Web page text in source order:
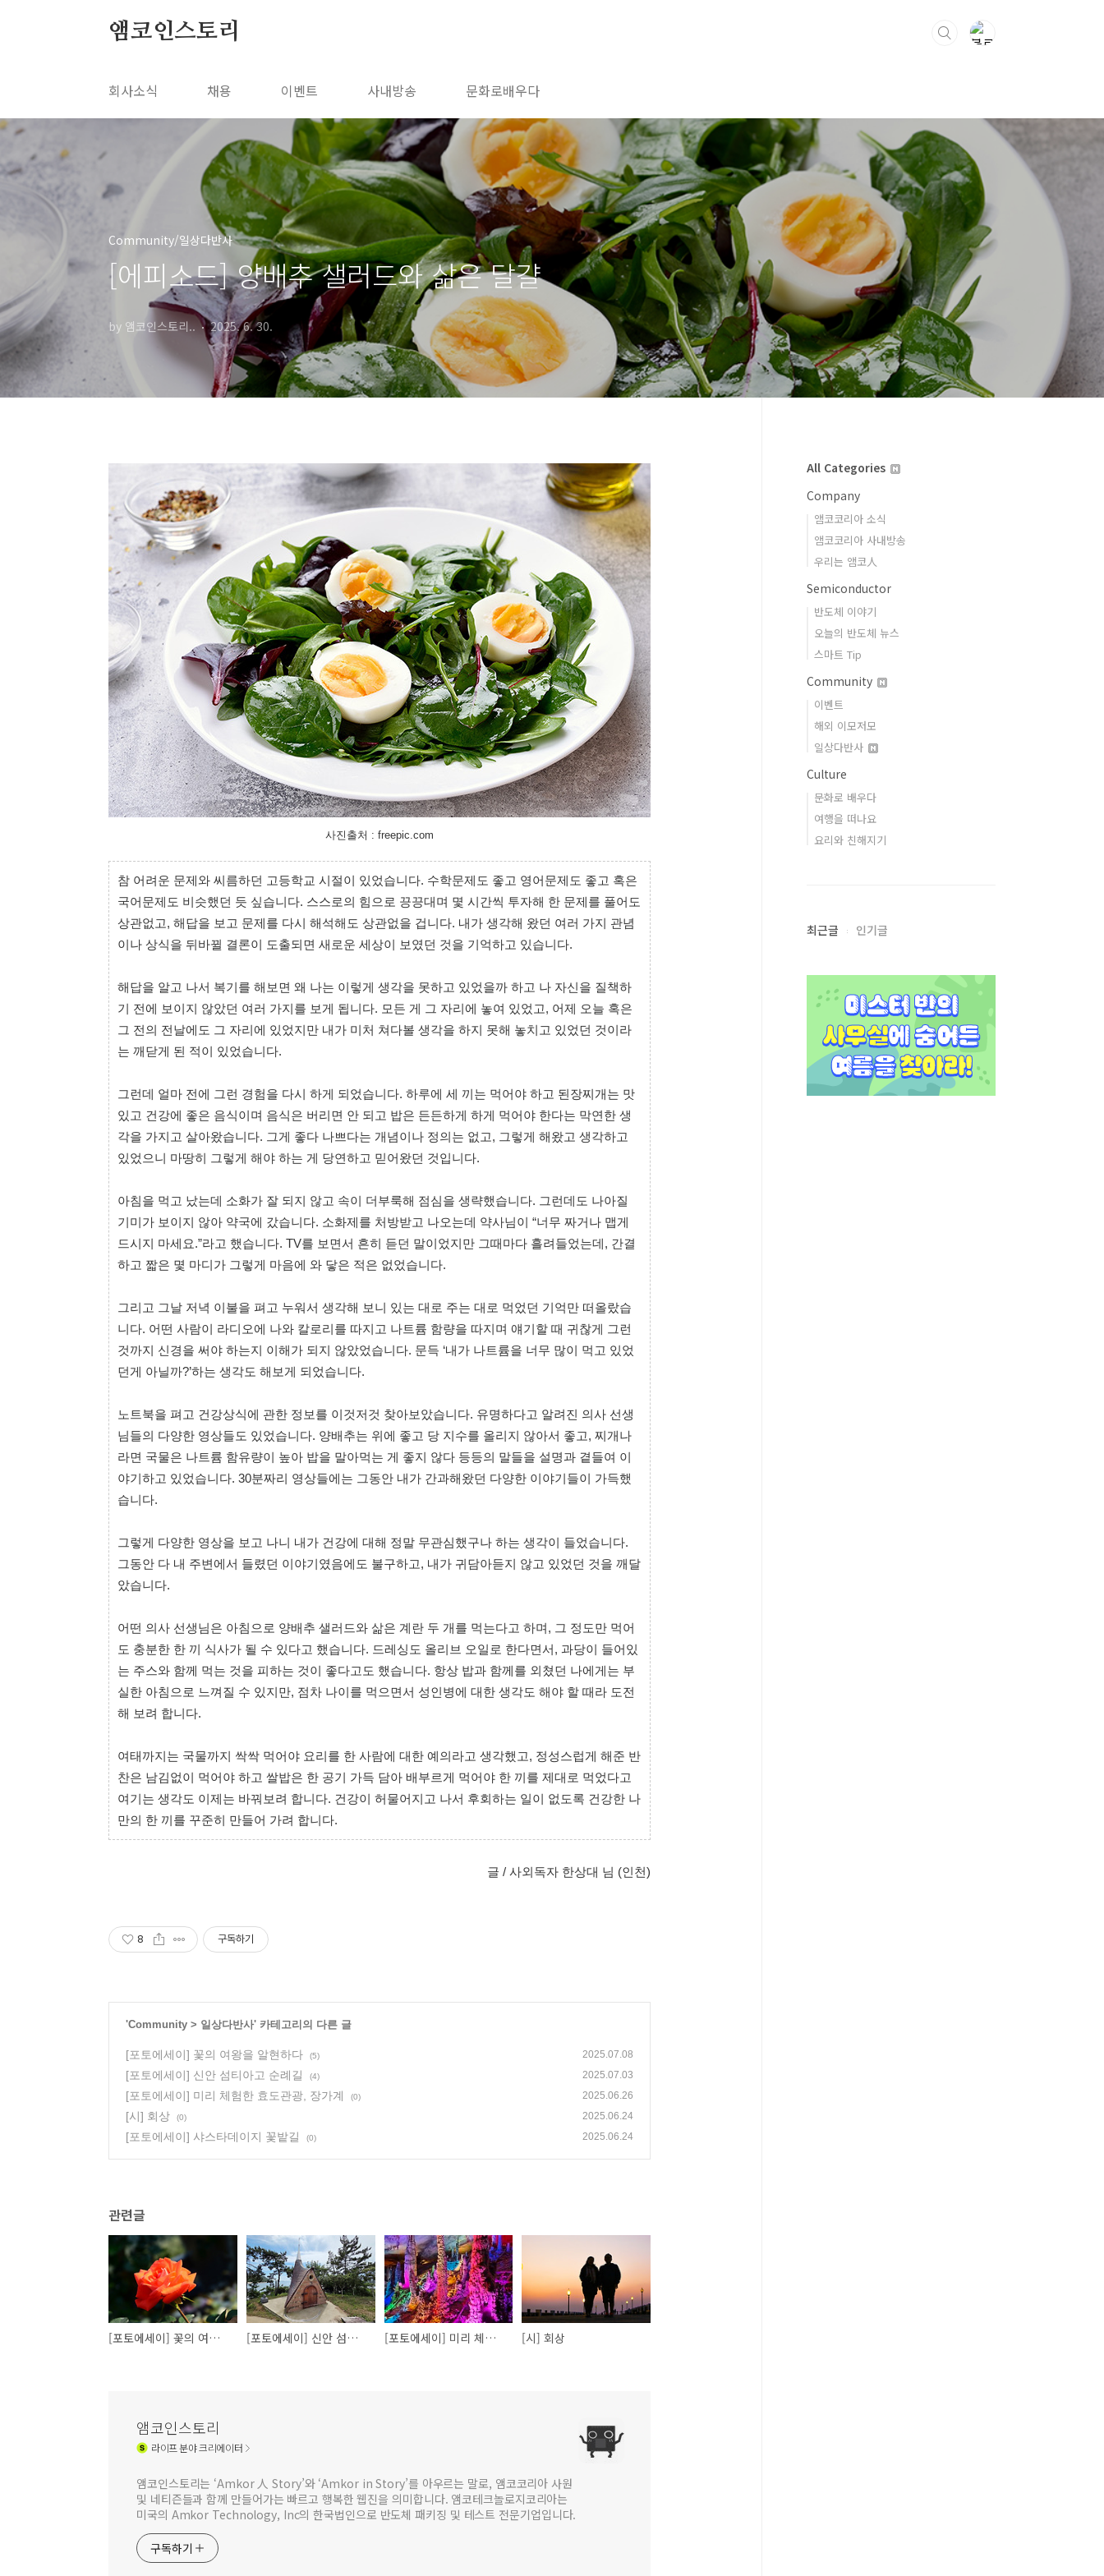
앰코인스토리
회사소식 채용 이벤트 사내방송 문화로배우다
Community/일상다반사
[에피소드] 양배추 샐러드와 삶은 달걀
by 앰코인스토리.. 2025. 6. 30.
사진출처 : freepic.com
참 어려운 문제와 씨름하던 고등학교 시절이 있었습니다. 수학문제도 좋고 영어문제도 좋고 혹은
국어문제도 비슷했던 듯 싶습니다. 스스로의 힘으로 끙끙대며 몇 시간씩 투자해 한 문제를 풀어도
상관없고, 해답을 보고 문제를 다시 해석해도 상관없을 겁니다. 내가 생각해 왔던 여러 가지 관념
이나 상식을 뒤바뀔 결론이 도출되면 새로운 세상이 보였던 것을 기억하고 있습니다.
해답을 알고 나서 복기를 해보면 왜 나는 이렇게 생각을 못하고 있었을까 하고 나 자신을 질책하
기 전에 보이지 않았던 여러 가지를 보게 됩니다. 모든 게 그 자리에 놓여 있었고, 어제 오늘 혹은
그 전의 전날에도 그 자리에 있었지만 내가 미처 쳐다볼 생각을 하지 못해 놓치고 있었던 것이라
는 깨닫게 된 적이 있었습니다.
그런데 얼마 전에 그런 경험을 다시 하게 되었습니다. 하루에 세 끼는 먹어야 하고 된장찌개는 맛
있고 건강에 좋은 음식이며 음식은 버리면 안 되고 밥은 든든하게 하게 먹어야 한다는 막연한 생
각을 가지고 살아왔습니다. 그게 좋다 나쁘다는 개념이나 정의는 없고, 그렇게 해왔고 생각하고
있었으니 마땅히 그렇게 해야 하는 게 당연하고 믿어왔던 것입니다.
아침을 먹고 났는데 소화가 잘 되지 않고 속이 더부룩해 점심을 생략했습니다. 그런데도 나아질
기미가 보이지 않아 약국에 갔습니다. 소화제를 처방받고 나오는데 약사님이 “너무 짜거나 맵게
드시지 마세요.”라고 했습니다. TV를 보면서 흔히 듣던 말이었지만 그때마다 흘려들었는데, 간결
하고 짧은 몇 마디가 그렇게 마음에 와 닿은 적은 없었습니다.
그리고 그날 저녁 이불을 펴고 누워서 생각해 보니 있는 대로 주는 대로 먹었던 기억만 떠올랐습
니다. 어떤 사람이 라디오에 나와 칼로리를 따지고 나트륨 함량을 따지며 얘기할 때 귀찮게 그런
것까지 신경을 써야 하는지 이해가 되지 않았었습니다. 문득 ‘내가 나트륨을 너무 많이 먹고 있었
던게 아닐까?’하는 생각도 해보게 되었습니다.
노트북을 펴고 건강상식에 관한 정보를 이것저것 찾아보았습니다. 유명하다고 알려진 의사 선생
님들의 다양한 영상들도 있었습니다. 양배추는 위에 좋고 당 지수를 올리지 않아서 좋고, 찌개나
라면 국물은 나트륨 함유량이 높아 밥을 말아먹는 게 좋지 않다 등등의 말들을 설명과 곁들여 이
야기하고 있었습니다. 30분짜리 영상들에는 그동안 내가 간과해왔던 다양한 이야기들이 가득했
습니다.
그렇게 다양한 영상을 보고 나니 내가 건강에 대해 정말 무관심했구나 하는 생각이 들었습니다.
그동안 다 내 주변에서 들렸던 이야기였음에도 불구하고, 내가 귀담아듣지 않고 있었던 것을 깨달
았습니다.
어떤 의사 선생님은 아침으로 양배추 샐러드와 삶은 계란 두 개를 먹는다고 하며, 그 정도만 먹어
도 충분한 한 끼 식사가 될 수 있다고 했습니다. 드레싱도 올리브 오일로 한다면서, 과당이 들어있
는 주스와 함께 먹는 것을 피하는 것이 좋다고도 했습니다. 항상 밥과 함께를 외쳤던 나에게는 부
실한 아침으로 느껴질 수 있지만, 점차 나이를 먹으면서 성인병에 대한 생각도 해야 할 때라 도전
해 보려 합니다.
여태까지는 국물까지 싹싹 먹어야 요리를 한 사람에 대한 예의라고 생각했고, 정성스럽게 해준 반
찬은 남김없이 먹어야 하고 쌀밥은 한 공기 가득 담아 배부르게 먹어야 한 끼를 제대로 먹었다고
여기는 생각도 이제는 바꿔보려 합니다. 건강이 허물어지고 나서 후회하는 일이 없도록 건강한 나
만의 한 끼를 꾸준히 만들어 가려 합니다.
글 / 사외독자 한상대 님 (인천)
8 구독하기
'Community > 일상다반사' 카테고리의 다른 글
[포토에세이] 꽃의 여왕을 알현하다 (5) 2025.07.08
[포토에세이] 신안 섬티아고 순례길 (4) 2025.07.03
[포토에세이] 미리 체험한 효도관광, 장가계 (0) 2025.06.26
[시] 회상 (0) 2025.06.24
[포토에세이] 샤스타데이지 꽃밭길 (0) 2025.06.24
관련글
[포토에세이] 꽃의 여왕을 알현하다 [포토에세이] 신안 섬티아고 순례길 [포토에세이] 미리 체험한 효도관광, 장가계 [시] 회상
앰코인스토리
라이프분야 크리에이터
앰코인스토리는 ‘Amkor 人 Story’와 ‘Amkor in Story’를 아우르는 말로, 앰코코리아 사원
및 네티즌들과 함께 만들어가는 빠르고 행복한 웹진을 의미합니다. 앰코테크놀로지코리아는
미국의 Amkor Technology, Inc의 한국법인으로 반도체 패키징 및 테스트 전문기업입니다.
구독하기
All Categories
Company
앰코코리아 소식
앰코코리아 사내방송
우리는 앰코人
Semiconductor
반도체 이야기
오늘의 반도체 뉴스
스마트 Tip
Community
이벤트
해외 이모저모
일상다반사
Culture
문화로 배우다
여행을 떠나요
요리와 친해지기
최근글 인기글